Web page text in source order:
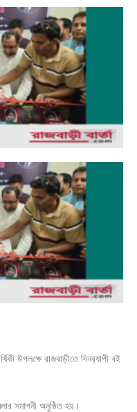
উপল‌ক্ষে রাজবাড়ী‌তে দিনব‌্যাপী বই
সমাপ‌নী অনু‌ষ্ঠিত হয়।